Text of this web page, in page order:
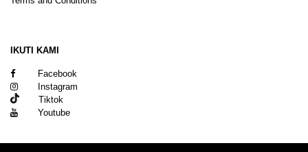
IKUTI KAMI
Facebook
Instagram
Tiktok
Youtube